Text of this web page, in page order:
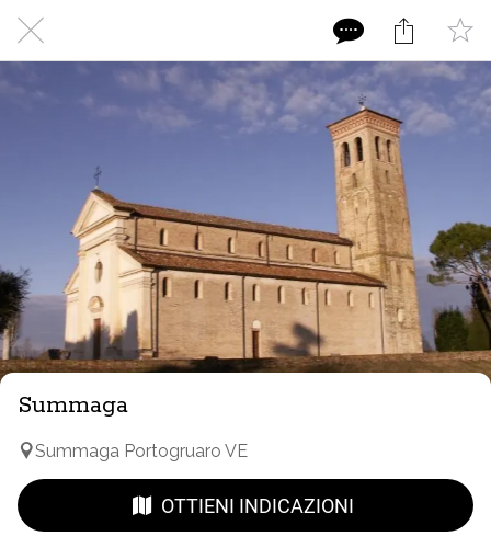
Summaga
Summaga Portogruaro VE
OTTIENI INDICAZIONI